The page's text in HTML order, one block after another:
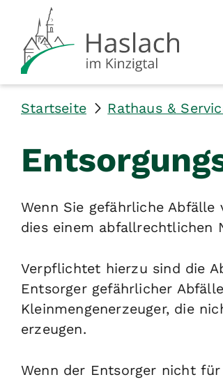
Startseite Rathaus &
Wenn Sie gefährliche
dies einem abfallrechtlichen
Verpflichtet hierzu sind die
Entsorger gefährlicher
Kleinmengenerzeuger, die
erzeugen.
Wenn der Entsorger nicht